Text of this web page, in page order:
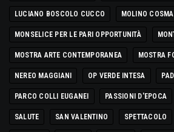
LUCIANO BOSCOLO CUCCO MOLINO COSMA
MONSELICE PER LE PARI OPPORTUNITÀ
MOSTRA ARTE CONTEMPORANEA MOSTRA
NEREO MAGGIANI OP VERDE INTESA
PARCO COLLI EUGANEI PASSIONI D'EPOCA
SALUTE SAN VALENTINO SPETTACOLO